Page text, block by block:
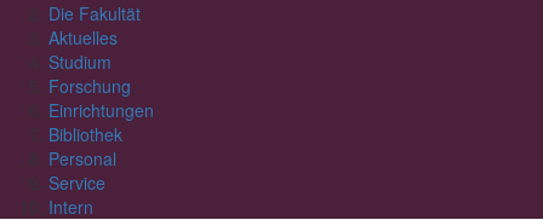
Die Fakultät
Aktuelles
Studium
Forschung
Einrichtungen
Bibliothek
Personal
Service
Intern